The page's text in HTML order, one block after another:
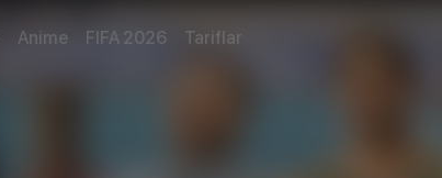
Anime FIFA 2026 Tariflar